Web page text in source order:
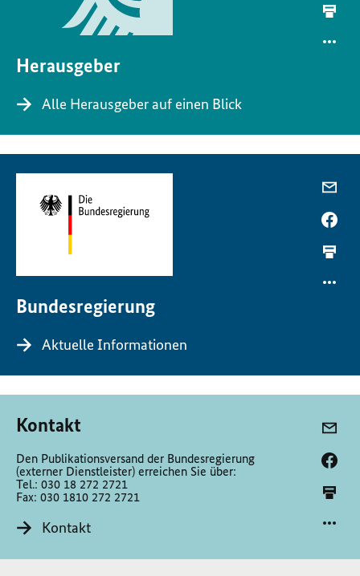
Herausgeber
Alle Herausgeber auf einen Blick
Bundesregierung
Aktuelle Informationen
Kontakt
Den Publikationsversand der Bundesregierung
(externer Dienstleister) erreichen Sie über:
Tel.: 030 18 272 2721
Fax: 030 1810 272 2721
Kontakt